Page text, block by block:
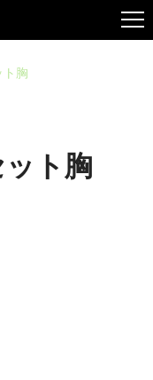
ト胸
ト胸